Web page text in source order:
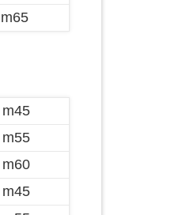
m65
m45
m55
m60
m45